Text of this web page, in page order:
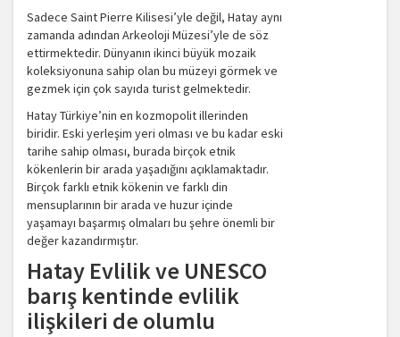
Sadece Saint Pierre Kilisesi’yle değil, Hatay aynı
zamanda adından Arkeoloji Müzesi’yle de söz
ettirmektedir. Dünyanın ikinci büyük mozaik
koleksiyonuna sahip olan bu müzeyi görmek ve
gezmek için çok sayıda turist gelmektedir.
Hatay Türkiye’nin en kozmopolit illerinden
biridir. Eski yerleşim yeri olması ve bu kadar eski
tarihe sahip olması, burada birçok etnik
kökenlerin bir arada yaşadığını açıklamaktadır.
Birçok farklı etnik kökenin ve farklı din
mensuplarının bir arada ve huzur içinde
yaşamayı başarmış olmaları bu şehre önemli bir
değer kazandırmıştır.
Hatay Evlilik ve UNESCO
barış kentinde evlilik
ilişkileri de olumlu